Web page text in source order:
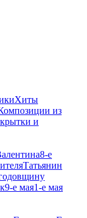
Хиты
из
и
8-е
Татьянин
9-е мая1-е мая